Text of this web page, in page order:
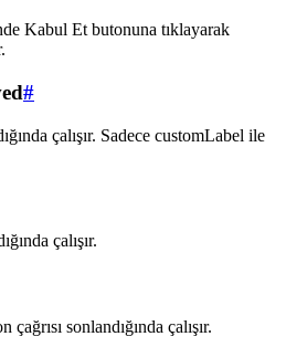
Kabul Et butonuna tıklayarak
#
çalışır. Sadece customLabel ile
çalışır.
sonlandığında çalışır.